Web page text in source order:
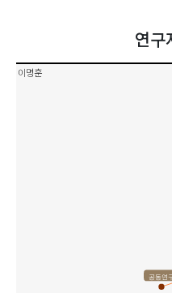
연구
이명훈
공동연